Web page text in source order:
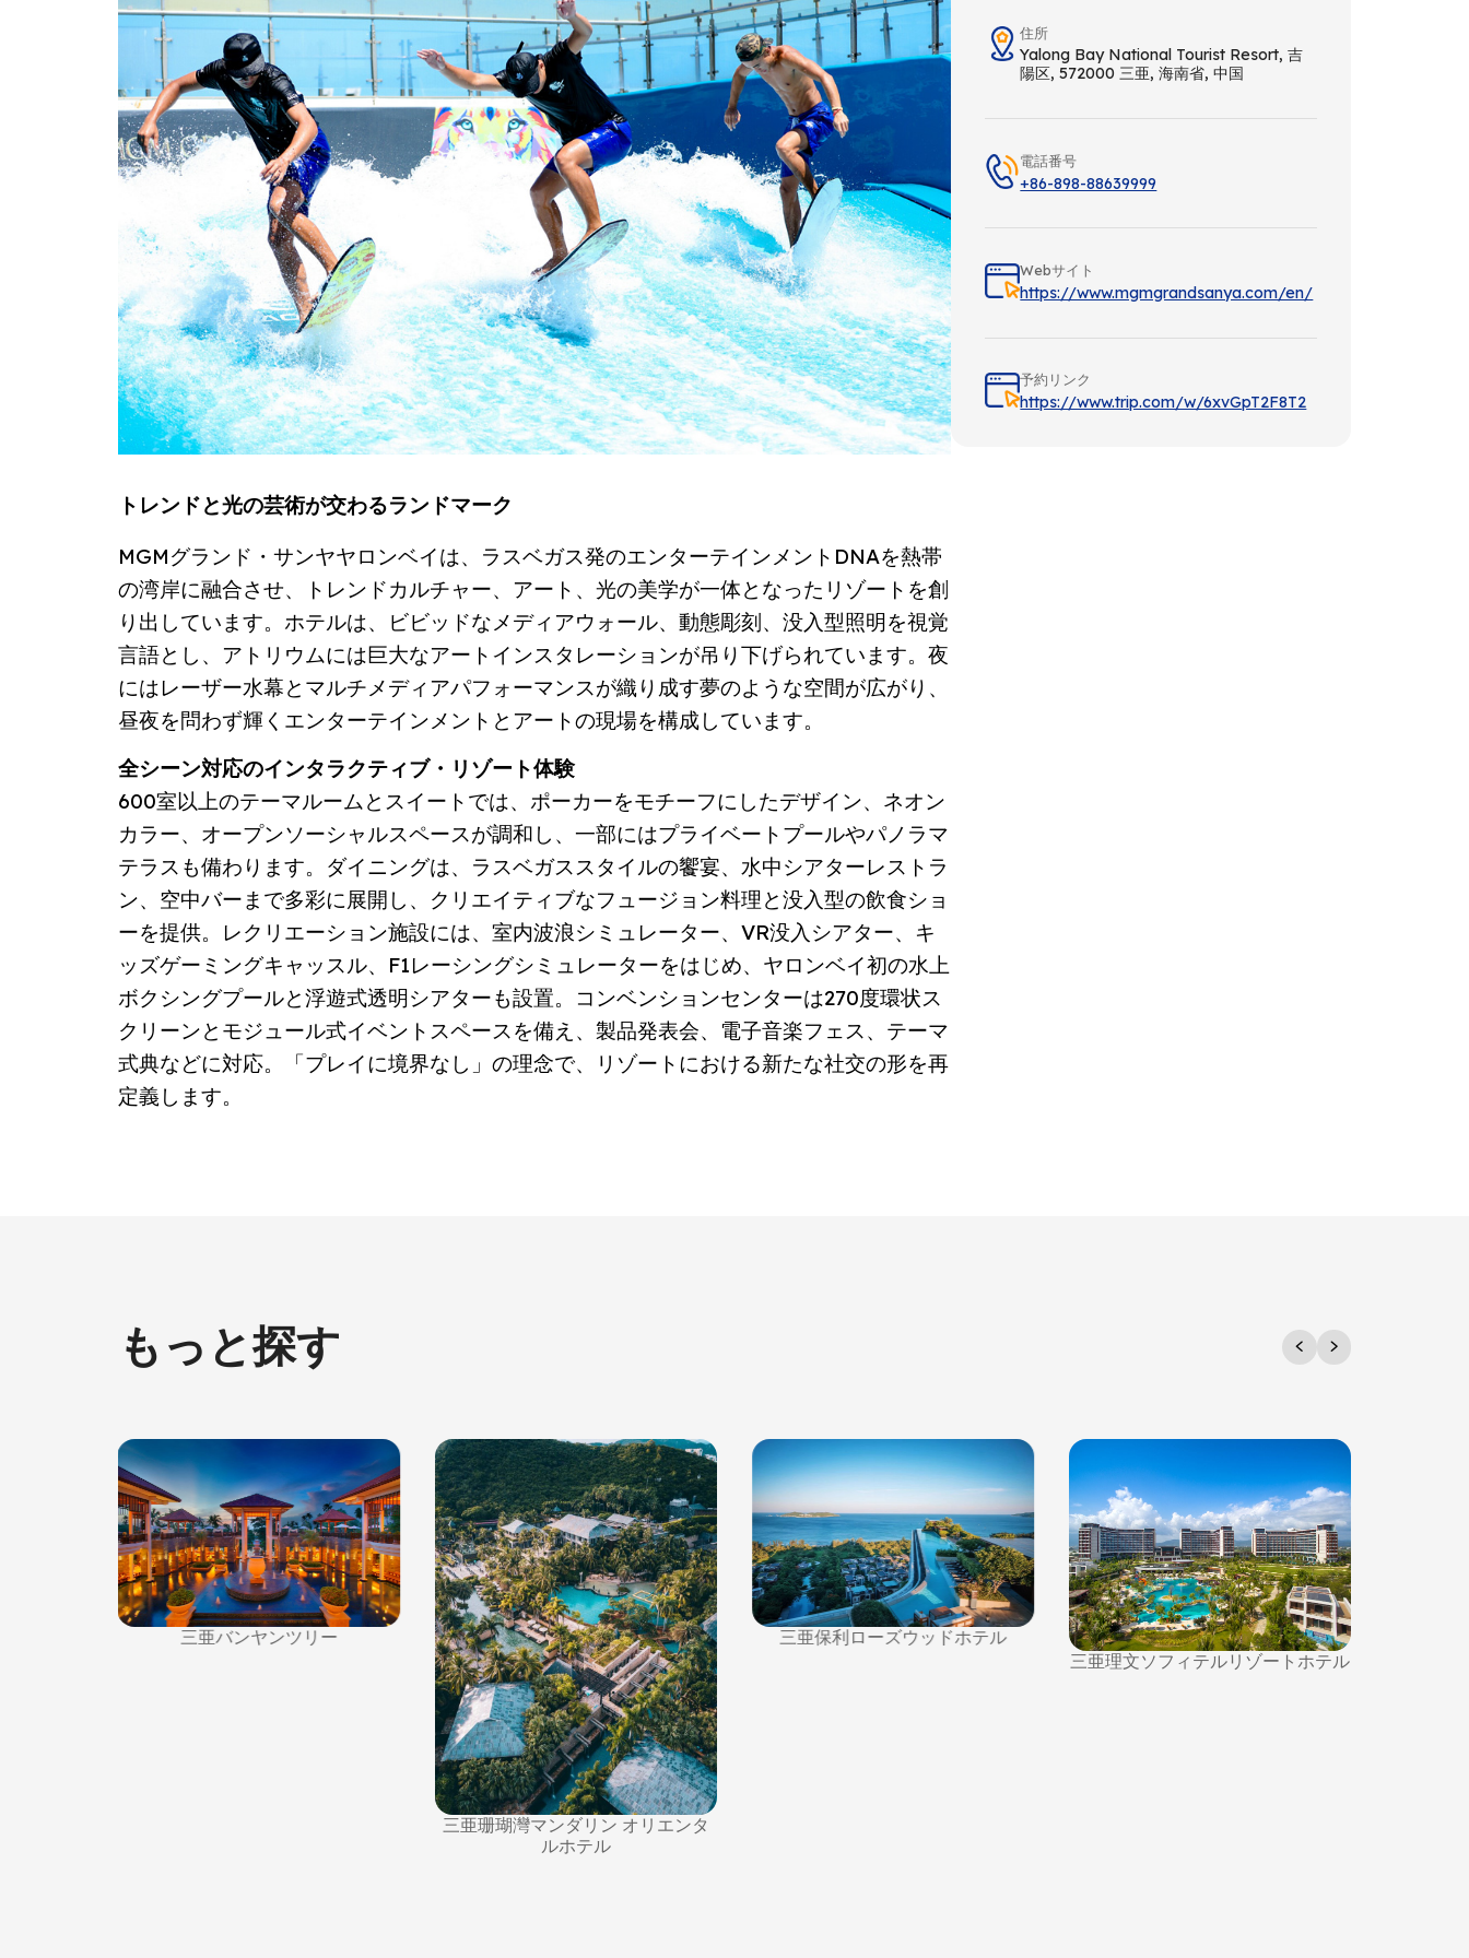
トレンドと光の芸術が交わるランドマーク
MGMグランド・サンヤヤロンベイは、ラスベガス発のエンターテインメントDNAを熱帯
の湾岸に融合させ、トレンドカルチャー、アート、光の美学が一体となったリゾートを創
り出しています。ホテルは、ビビッドなメディアウォール、動態彫刻、没入型照明を視覚
言語とし、アトリウムには巨大なアートインスタレーションが吊り下げられています。夜
にはレーザー水幕とマルチメディアパフォーマンスが織り成す夢のような空間が広がり、
昼夜を問わず輝くエンターテインメントとアートの現場を構成しています。
全シーン対応のインタラクティブ・リゾート体験
600室以上のテーマルームとスイートでは、ポーカーをモチーフにしたデザイン、ネオン
カラー、オープンソーシャルスペースが調和し、一部にはプライベートプールやパノラマ
テラスも備わります。ダイニングは、ラスベガススタイルの饗宴、水中シアターレストラ
ン、空中バーまで多彩に展開し、クリエイティブなフュージョン料理と没入型の飲食ショ
ーを提供。レクリエーション施設には、室内波浪シミュレーター、VR没入シアター、キ
ッズゲーミングキャッスル、F1レーシングシミュレーターをはじめ、ヤロンベイ初の水上
ボクシングプールと浮遊式透明シアターも設置。コンベンションセンターは270度環状ス
クリーンとモジュール式イベントスペースを備え、製品発表会、電子音楽フェス、テーマ
式典などに対応。「プレイに境界なし」の理念で、リゾートにおける新たな社交の形を再
定義します。
住所
Yalong Bay National Tourist Resort, 吉
陽区, 572000 三亜, 海南省, 中国
電話番号
+86-898-88639999
Webサイト
https://www.mgmgrandsanya.com/en/
予約リンク
https://www.trip.com/w/6xvGpT2F8T2
もっと探す
三亜バンヤンツリー
三亜珊瑚灣マンダリン オリエンタ
ルホテル
三亜保利ローズウッドホテル
三亜理文ソフィテルリゾートホテル